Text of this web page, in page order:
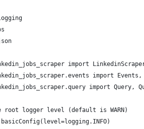
import
import Events,
import Query,
root logger level (default is WARN)